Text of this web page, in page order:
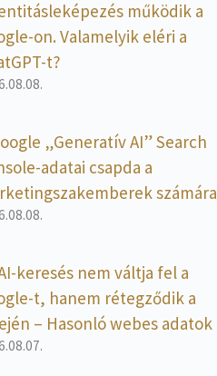
működik a
on. Valamelyik eléri a
t?
„Generatív AI” Search
adatai csapda a
számára
keresés nem váltja fel a
t, hanem rétegződik a
– Hasonló webes adatok